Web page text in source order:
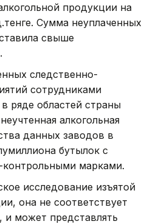
продукции на
Сумма неуплаченных
свыше
следственно-
сотрудниками
ряде областей страны
алкогольная
данных заводов в
бутылок с
марками.
исследование изъятой
она не соответствует
и может представлять